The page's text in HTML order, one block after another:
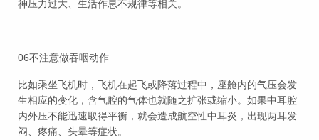
神压力过大、生活作息不规律等相关。
06不注意做吞咽动作
比如乘坐飞机时，飞机在起飞或降落过程中，座舱内的气压会发
生相应的变化，含气腔的气体也就随之扩张或缩小。如果中耳腔
内外压不能迅速取得平衡，就会造成航空性中耳炎，出现两耳发
闷、疼痛、头晕等症状。